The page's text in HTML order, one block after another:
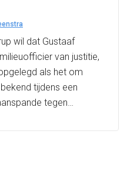
wil dat Gustaaf
van justitie,
als het om
tijdens een
tegen…